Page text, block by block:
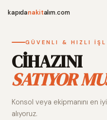
kapıdanakitalım.com
GÜVENLI & HIZLI
CİHAZINI
SATIYOR
Konsol veya ekipmanını en
alıyoruz.